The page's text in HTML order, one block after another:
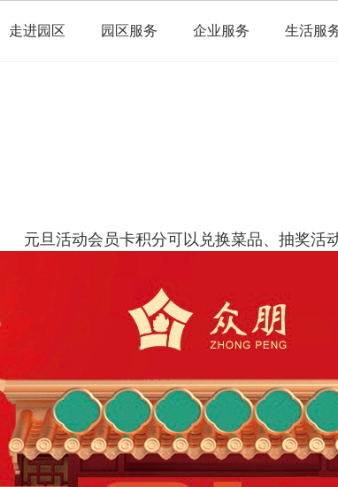
走进园区 园区服务 企业服务 生活服
元旦活动会员卡积分可以兑换菜品、抽奖活